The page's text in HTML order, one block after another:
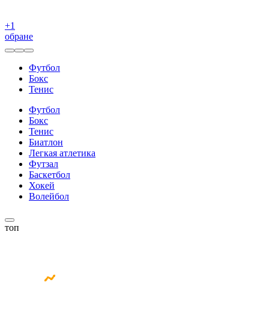
+1
обране
Футбол
Бокс
Тенис
Футбол
Бокс
Тенис
Биатлон
Легкая атлетика
Футзал
Баскетбол
Хокей
Волейбол
топ